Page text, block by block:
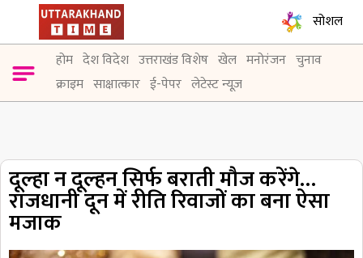
सोशल
होम देश विदेश उत्तराखंड विशेष खेल मनोरंजन चुनाव
क्राइम साक्षात्कार ई-पेपर लेटेस्ट न्यूज़
दूल्हा न दूल्हन सिर्फ बराती मौज करेंगे…
राजधानी दून में रीति रिवाजों का बना ऐसा
मजाक